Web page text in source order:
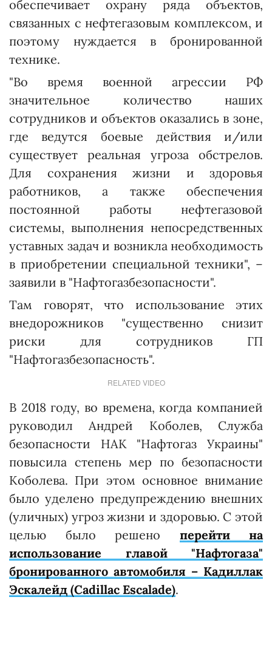
обеспечивает охрану ряда объектов,
связанных с нефтегазовым комплексом, и
поэтому нуждается в бронированной
технике.
"Во время военной агрессии РФ
значительное количество наших
сотрудников и объектов оказались в зоне,
где ведутся боевые действия и/или
существует реальная угроза обстрелов.
Для сохранения жизни и здоровья
работников, а также обеспечения
постоянной работы нефтегазовой
системы, выполнения непосредственных
уставных задач и возникла необходимость
в приобретении специальной техники", –
заявили в "Нафтогазбезопасности".
Там говорят, что использование этих
внедорожников "существенно снизит
риски для сотрудников ГП
"Нафтогазбезопасность".
RELATED VIDEO
В 2018 году, во времена, когда компанией
руководил Андрей Коболев, Служба
безопасности НАК "Нафтогаз Украины"
повысила степень мер по безопасности
Коболева. При этом основное внимание
было уделено предупреждению внешних
(уличных) угроз жизни и здоровью. С этой
целью было решено перейти на
использование главой "Нафтогаза"
бронированного автомобиля – Кадиллак
Эскалейд (Cadillac Escalade).